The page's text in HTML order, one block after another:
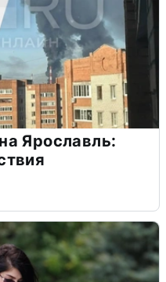
Ярославль: